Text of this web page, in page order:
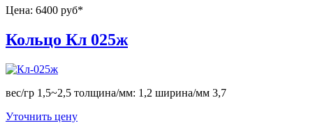
Цена: 6400 руб*
Кольцо Кл 025ж
вес/гр 1,5~2,5 толщина/мм: 1,2 ширина/мм 3,7
Уточнить цену